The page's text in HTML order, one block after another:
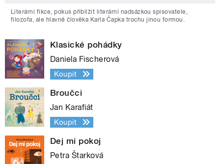
Literární fikce, pokus přiblížit literární nadsázkou spisovatele,
filozofa, ale hlavně člověka Karla Čapka trochu jinou formou.
Klasické pohádky
Daniela Fischerová
Koupit
Broučci
Jan Karafiát
Koupit
Dej mi pokoj
Petra Štarková